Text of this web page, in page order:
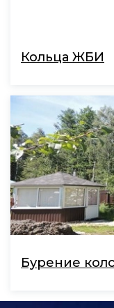
Кольца ЖБИ
Бурение